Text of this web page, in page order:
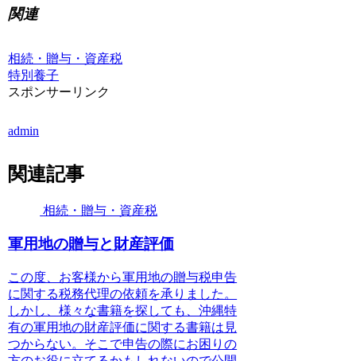
関連
相続・贈与・資産税
特別養子
スポンサーリンク
admin
関連記事
相続・贈与・資産税
軍用地の贈与と財産評価
この度、お客様から軍用地の贈与税申告
に関する税務代理の依頼を承りました。
しかし、様々な書籍を探しても、沖縄特
有の軍用地の財産評価に関する書籍は見
つからない。そこで申告の際にお困りの